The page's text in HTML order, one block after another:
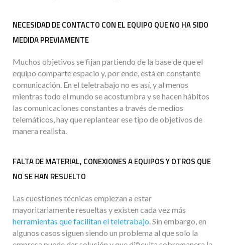
NECESIDAD DE CONTACTO CON EL EQUIPO QUE NO HA SIDO
MEDIDA PREVIAMENTE
Muchos objetivos se fijan partiendo de la base de que el
equipo comparte espacio y, por ende, está en constante
comunicación. En el teletrabajo no es así, y al menos
mientras todo el mundo se acostumbra y se hacen hábitos
las comunicaciones constantes a través de medios
telemáticos, hay que replantear ese tipo de objetivos de
manera realista.
FALTA DE MATERIAL, CONEXIONES A EQUIPOS Y OTROS QUE
NO SE HAN RESUELTO
Las cuestiones técnicas empiezan a estar
mayoritariamente resueltas y existen cada vez más
herramientas que facilitan el teletrabajo. Sin embargo, en
algunos casos siguen siendo un problema al que solo la